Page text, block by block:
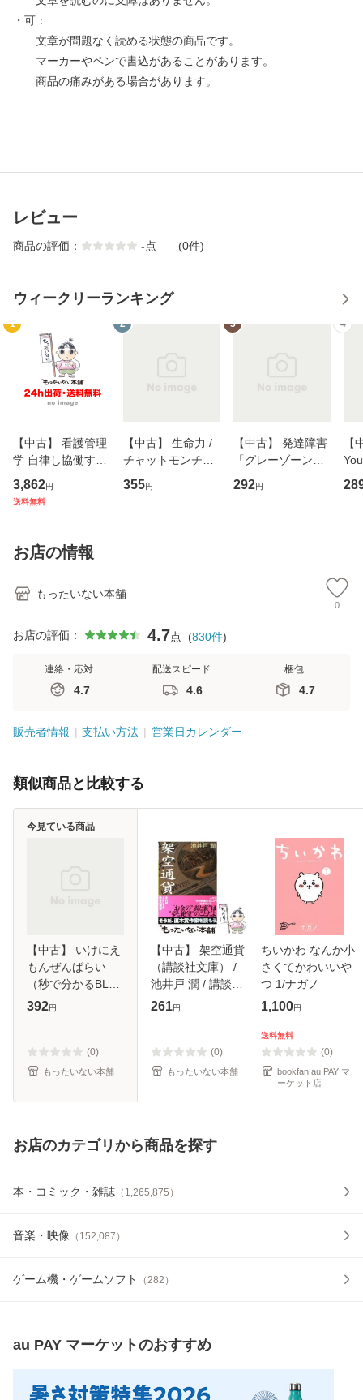
・可：
文章が問題なく読める状態の商品です。
マーカーやペンで書込があることがあります。
商品の痛みがある場合があります。
レビュー
商品の評価： -点 (0件)
ウィークリーランキング
1
【中古】 看護管理
学 自律し協働する
専門職の看護マネ
ジメントスキル 改
恵 藤本幸三 / 南江
堂 [単行
3,862円
送料無料
2
【中古】 生命力 /
チャットモンチー /
キューンレコード
[CD]【メール便送
355円
3
【中古】 発達障害
「グレーゾーン」
その正しい理解と
克服法 (SB新書 57
292円
4
【
のが
お店の情報
もったいない本舗
0
お店の評価： 4.7点 (830件)
連絡・応対
4.7
配送スピード
4.6
梱包
4.7
販売者情報 支払い方法 営業日カレンダー
類似商品と比較する
【中古】 いけにえ
もんぜんばらい
（秒で分かるBL）
/ 加藤 スス / リブ
392円
(0)
もったいない本舗
今見ている商品
【中古】 架空通貨
（講談社文庫） /
池井戸 潤 / 講談社
[文庫]【メール便送
261円
(0)
もったいない本舗
ちいかわ なんか小
さくてかわいいや
つ 1/ナガノ
1,100円
送料無料
(0)
bookfan au PAY マ
ーケット店
お店のカテゴリから商品を探す
本・コミック・雑誌 （ 1,265,875 ）
音楽・映像 （ 152,087 ）
ゲーム機・ゲームソフト （282 ）
au PAY マーケットのおすすめ